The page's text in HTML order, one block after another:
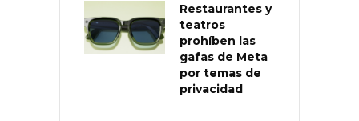
Restaurantes y
teatros
prohíben las
gafas de Meta
por temas de
privacidad